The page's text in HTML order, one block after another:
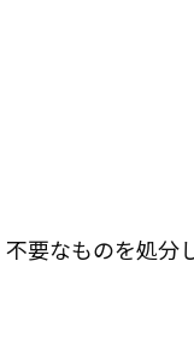
要なものを処分